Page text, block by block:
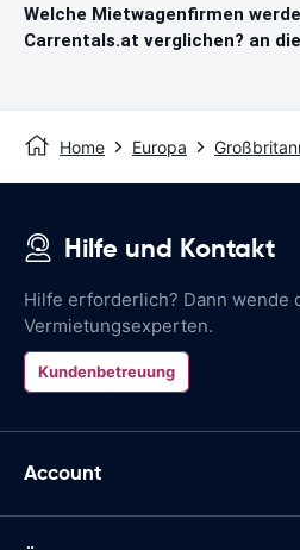
Welche Mietwagenfirmen
Carrentals.at verglichen? an
Home Europa
Hilfe und Kontakt
Hilfe erforderlich? Dann wende
Vermietungsexperten.
Kundenbetreuung
Account